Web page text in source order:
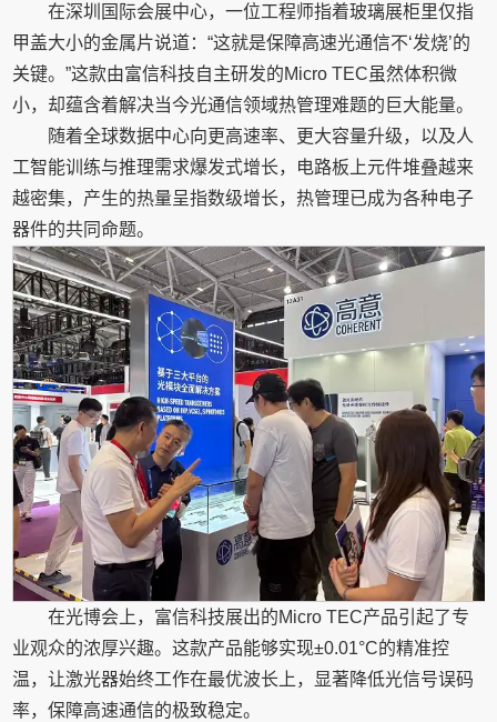
在深圳国际会展中心，一位工程师指着玻璃展柜里仅指
甲盖大小的金属片说道：“这就是保障高速光通信不‘发烧’的
关键。”这款由富信科技自主研发的Micro TEC虽然体积微
小，却蕴含着解决当今光通信领域热管理难题的巨大能量。
随着全球数据中心向更高速率、更大容量升级，以及人
工智能训练与推理需求爆发式增长，电路板上元件堆叠越来
越密集，产生的热量呈指数级增长，热管理已成为各种电子
器件的共同命题。
在光博会上，富信科技展出的Micro TEC产品引起了专
业观众的浓厚兴趣。这款产品能够实现±0.01°C的精准控
温，让激光器始终工作在最优波长上，显著降低光信号误码
率，保障高速通信的极致稳定。